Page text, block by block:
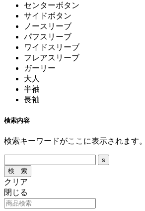
センターボタン
サイドボタン
ノースリーブ
パフスリーブ
ワイドスリーブ
フレアスリーブ
ガーリー
大人
半袖
長袖
検索内容
検索キーワードがここに表示されます。
クリア
閉じる